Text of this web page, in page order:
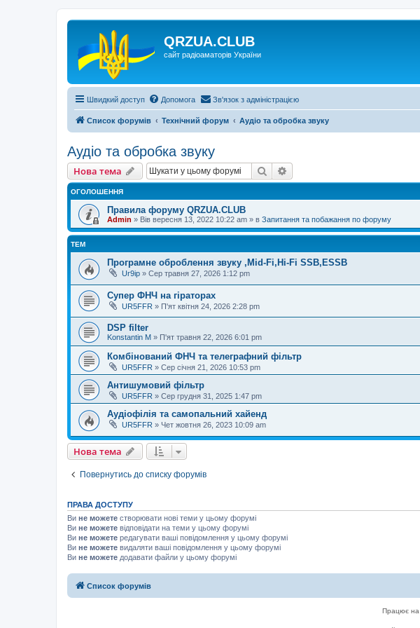
QRZUA.CLUB
сайт радіоаматорів України
Швидкий доступ Допомога Зв'язок з адміністрацією
Список форумів Технічний форум Аудіо та обробка звуку
Аудіо та обробка звуку
Нова тема Пошук
ОГОЛОШЕННЯ
Правила форуму QRZUA.CLUB
Admin » Вів вересня 13, 2022 10:22 am » в Запитання та побажання по форуму
ТЕМ
Програмне оброблення звуку ,Mid-Fi,Hi-Fi SSB,ESSB
Ur9ip » Сер травня 27, 2026 1:12 pm
Супер ФНЧ на гіраторах
UR5FFR » П'ят квітня 24, 2026 2:28 pm
DSP filter
Konstantin M » П'ят травня 22, 2026 6:01 pm
Комбінований ФНЧ та телеграфний фільтр
UR5FFR » Сер січня 21, 2026 10:53 pm
Антишумовий фільтр
UR5FFR » Сер грудня 31, 2025 1:47 pm
Аудіофілія та самопальний хайенд
UR5FFR » Чет жовтня 26, 2023 10:09 am
Нова тема
Повернутись до списку форумів
ПРАВА ДОСТУПУ
Ви не можете створювати нові теми у цьому форумі
Ви не можете відповідати на теми у цьому форумі
Ви не можете редагувати ваші повідомлення у цьому форумі
Ви не можете видаляти ваші повідомлення у цьому форумі
Ви не можете додавати файли у цьому форумі
Список форумів
Працює на